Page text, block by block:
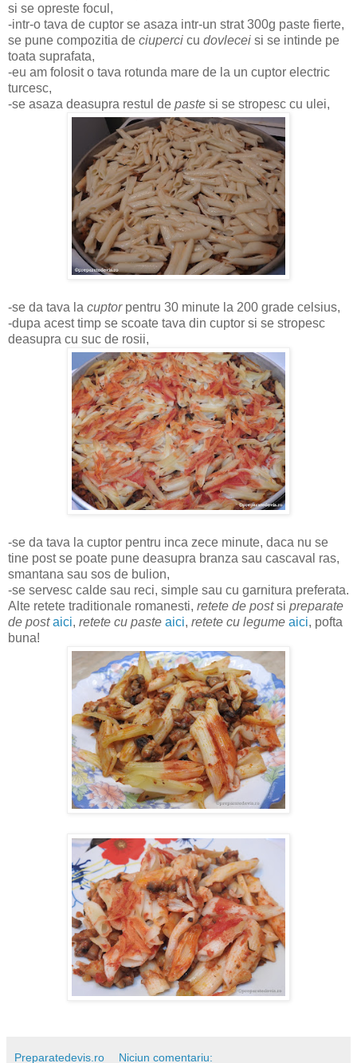
si se opreste focul,
-intr-o tava de cuptor se asaza intr-un strat 300g paste fierte,
se pune compozitia de ciuperci cu dovlecei si se intinde pe
toata suprafata,
-eu am folosit o tava rotunda mare de la un cuptor electric
turcesc,
-se asaza deasupra restul de paste si se stropesc cu ulei,
-se da tava la cuptorpentru 30 minute la 200 grade celsius,
-dupa acest timp se scoate tava din cuptor si se stropesc
deasupra cu suc de rosii,
-se da tava la cuptor pentru inca zece minute, daca nu se
tine post se poate pune deasupra branza sau cascaval ras,
smantana sau sos de bulion,
-se servesc calde sau reci, simple sau cu garnitura preferata.
Alte retete traditionale romanesti, retete de postsi preparate
de post aici, retete cu paste aici, retete cu legume aici, pofta
buna!
Preparatedevis.ro Niciun comentariu: